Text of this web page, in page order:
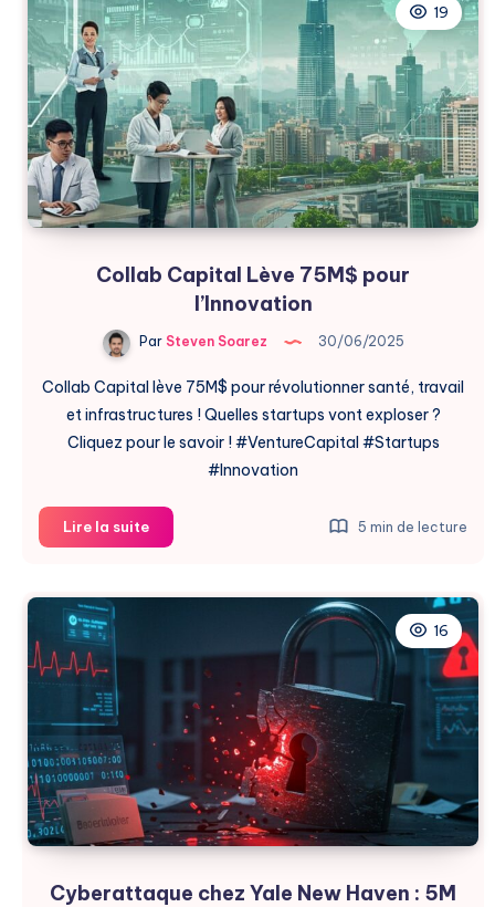
Levés,
IPO
Repoussée
à
2028
19
Collab Capital Lève 75M$ pour
l’Innovation
ParSteven Soarez 30/06/2025
Collab Capital lève 75M$ pour révolutionner santé, travail
et infrastructures ! Quelles startups vont exploser ?
Cliquez pour le savoir ! #VentureCapital #Startups
#Innovation
Lire la suiteCollab
Capital
75M$
l’Innovation
5 min de lecture
16
Cyberattaque chez Yale New Haven : 5M